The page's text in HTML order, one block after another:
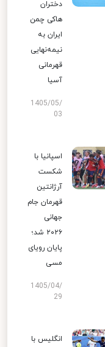
دختران
هاکی چمن
ایران به
نیمه‌نهایی
قهرمانی
آسیا
1405/05/
03
اسپانیا با
شکست
آرژانتین
قهرمان جام
جهانی
۲۰۲۶ شد؛
پایان رویای
مسی
1405/04/
29
انگلیس با